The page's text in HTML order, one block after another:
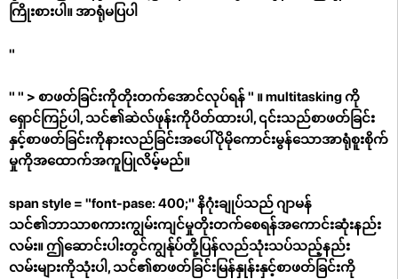
ကြိုးစားပါ။အာရုံမပြပါ
"
" " > စာဖတ်ခြင်းကိုတိုးတက်အောင်လုပ်ရန် " ။ multitasking ကို
ရှောင်ကြဉ်ပါ, သင်၏ဆဲလ်ဖုန်းကိုပိတ်ထားပါ, ၎င်းသည်စာဖတ်ခြင်း
နှင့်စာဖတ်ခြင်းကိုနားလည်ခြင်းအပေါ်ပိုမိုကောင်းမွန်သောအာရုံစူးစိုက်
မှုကိုအထောက်အကူပြုလိမ့်မည်။
span style = "font-pase: 400;" နိဂုံးချုပ်သည် ဂျာမန်
သင်၏ဘာသာစကားကျွမ်းကျင်မှုတိုးတက်စေရန်အကောင်းဆုံးနည်း
လမ်း။ ဤဆောင်းပါးတွင်ကျွန်ုပ်တို့ပြန်လည်သုံးသပ်သည့်နည်း
လမ်းများကိုသုံးပါ, သင်၏စာဖတ်ခြင်းမြန်နှုန်းနှင့်စာဖတ်ခြင်းကို